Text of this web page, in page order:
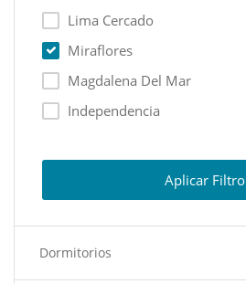
Lima Cercado
Miraflores
Magdalena Del Mar
Independencia
Aplicar Filtro
Dormitorios